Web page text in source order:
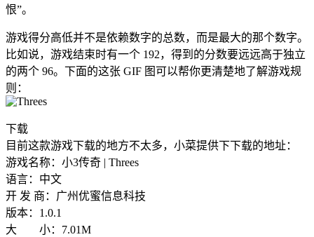
恨”。
游戏得分高低并不是依赖数字的总数，而是最大的那个数字。
比如说，游戏结束时有一个 192，得到的分数要远远高于独立
的两个 96。下面的这张 GIF 图可以帮你更清楚地了解游戏规
则：
下载
目前这款游戏下载的地方不太多，小菜提供下下载的地址：
游戏名称：小3传奇 | Threes
语言：中文
开 发 商：广州优蜜信息科技
版本：1.0.1
大 小：7.01M